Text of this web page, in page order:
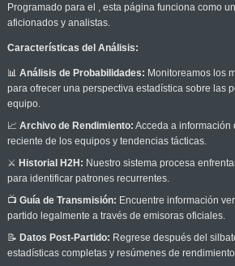
Programado para el , esta página funciona como
aficionados y analistas.
Características del Análisis:
📊 Análisis de Probabilidades: Monitoreamos los
para ofrecer una perspectiva estadística sobre las
equipo.
📈 Archivo de Rendimiento: Acceda a información
reciente de los equipos y tendencias tácticas.
⚔️ Historial H2H: Nuestro sistema procesa
para identificar patrones recurrentes.
📺 Guía de Transmisión: Encuentre información
partido legalmente a través de emisoras oficiales.
📝 Datos Post-Partido: Regrese después del
estadísticas completas y resúmenes de